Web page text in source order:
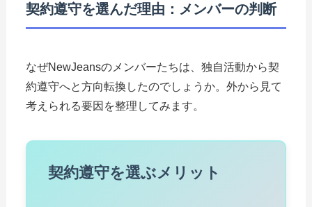
契約遵守を選んだ理由：メンバーの判断
なぜNewJeansのメンバーたちは、独自活動から契
約遵守へと方向転換したのでしょうか。外から見て
考えられる要因を整理してみます。
契約遵守を選ぶメリット